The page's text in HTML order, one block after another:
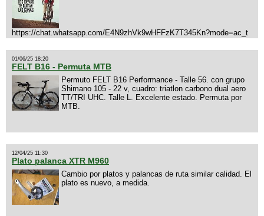
https://chat.whatsapp.com/E4N9zhVk9wHFFzK7T345Kn?mode=ac_t
01/06/25 18:20
FELT B16 - Permuta MTB
Permuto FELT B16 Performance - Talle 56. con grupo
Shimano 105 - 22 v, cuadro: triatlon carbono dual aero
TT/TRI UHC. Talle L. Excelente estado. Permuta por
MTB.
12/04/25 11:30
Plato palanca XTR M960
Cambio por platos y palancas de ruta similar calidad. El
plato es nuevo, a medida.